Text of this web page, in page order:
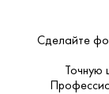
Сделайте
Точную